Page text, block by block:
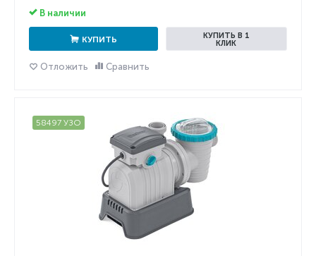
В наличии
КУПИТЬ
КУПИТЬ В 1
КЛИК
Отложить Сравнить
58497 УЗО